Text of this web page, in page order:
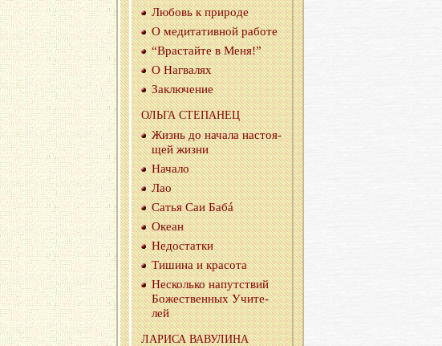
Лю­бовь к при­ро­де
О ме­ди­та­тив­ной ра­бо­те
“Врас­тай­те в Меня!”
О На­г­ва­лях
За­клю­че­ние
ОЛЬГА СТЕ­ПА­НЕЦ
Жизнь до на­ча­ла на­сто­я­
щей жизни
На­ча­ло
Лао
Сатья Саи Бабá
Океан
Недо­стат­ки
Ти­ши­на и кра­со­та
Несколь­ко на­пут­ствий
Бо­же­ствен­ных Учи­те­
лей
ЛА­РИ­СА ВА­ВУ­ЛИ­НА